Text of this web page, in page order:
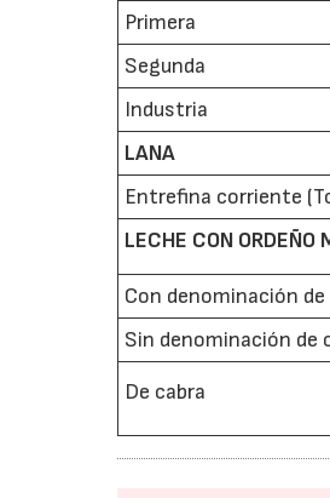
Primera
Segunda
Industria
LANA
Entrefina corriente
LECHE CON
Con denominación
Sin denominación de
De cabra